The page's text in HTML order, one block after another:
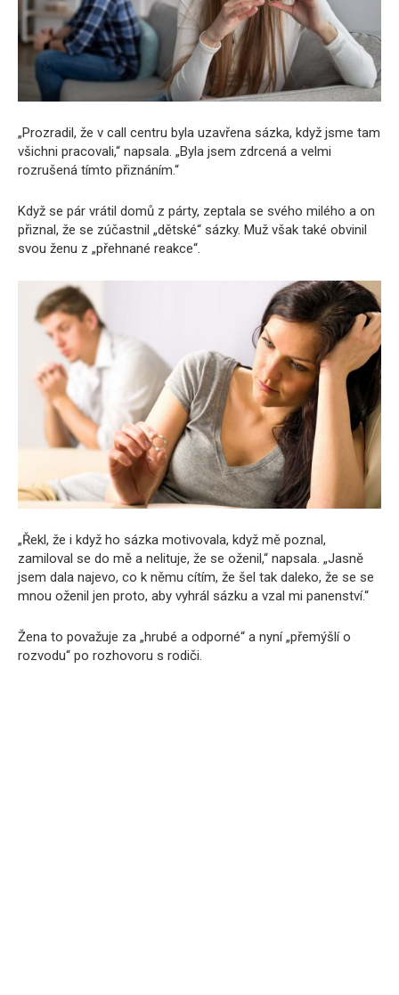
„Prozradil, že v call centru byla uzavřena sázka, když jsme tam
všichni pracovali,“ napsala. „Byla jsem zdrcená a velmi
rozrušená tímto přiznáním.“
Když se pár vrátil domů z párty, zeptala se svého milého a on
přiznal, že se zúčastnil „dětské“ sázky. Muž však také obvinil
svou ženu z „přehnané reakce“.
„Řekl, že i když ho sázka motivovala, když mě poznal,
zamiloval se do mě a nelituje, že se oženil,“ napsala. „Jasně
jsem dala najevo, co k němu cítím, že šel tak daleko, že se se
mnou oženil jen proto, aby vyhrál sázku a vzal mi panenství.“
Žena to považuje za „hrubé a odporné“ a nyní „přemýšlí o
rozvodu“ po rozhovoru s rodiči.